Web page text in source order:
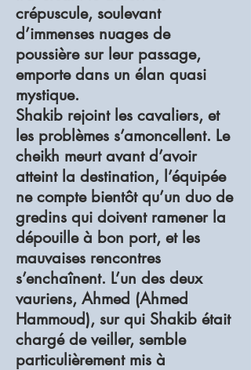
crépuscule, soulevant
d’immenses nuages de
poussière sur leur passage,
emporte dans un élan quasi
mystique.
Shakib rejoint les cavaliers, et
les problèmes s’amoncellent. Le
cheikh meurt avant d’avoir
atteint la destination, l’équipée
ne compte bientôt qu’un duo de
gredins qui doivent ramener la
dépouille à bon port, et les
mauvaises rencontres
s’enchaînent. L’un des deux
vauriens, Ahmed (Ahmed
Hammoud), sur qui Shakib était
chargé de veiller, semble
particulièrement mis à